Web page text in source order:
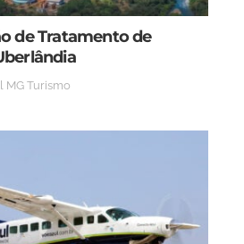
de Tratamento de
MG Turismo